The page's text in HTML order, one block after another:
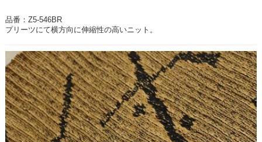
品番：Z5-546BR
プリーツにて横方向に伸縮性の高いニット。